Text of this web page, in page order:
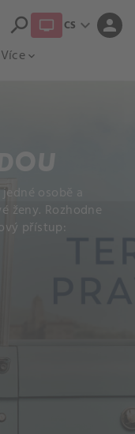
Více expand_more
search CS expand_more person
osobě a
ženy. Rozhodne
přístup: